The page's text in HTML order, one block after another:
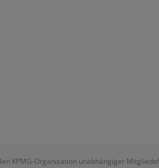
KPMG-Organisation unabhängiger